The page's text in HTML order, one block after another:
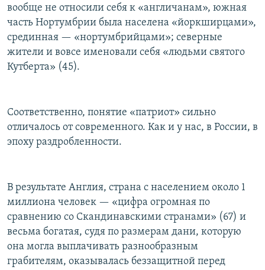
вообще не относили себя к «англичанам», южная
часть Нортумбрии была населена «йоркширцами»,
срединная — «нортумбрийцами»; северные
жители и вовсе именовали себя «людьми святого
Кутберта» (45).
Соответственно, понятие «патриот» сильно
отличалось от современного. Как и у нас, в России, в
эпоху раздробленности.
В результате Англия, страна с населением около 1
миллиона человек — «цифра огромная по
сравнению со Скандинавскими странами» (67) и
весьма богатая, судя по размерам дани, которую
она могла выплачивать разнообразным
грабителям, оказывалась беззащитной перед